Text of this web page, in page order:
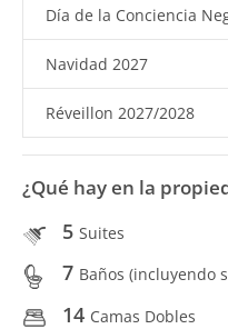
Día de la Conciencia
Navidad 2027
Réveillon 2027/2028
¿Qué hay en la
5 Suites
7 Baños (incluyendo
14 Camas Dobles